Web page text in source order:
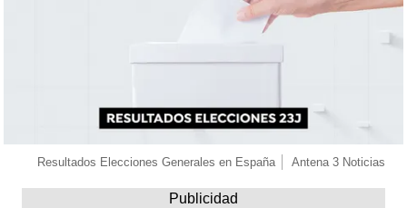
Resultados Elecciones Generales en España Antena 3 Noticias